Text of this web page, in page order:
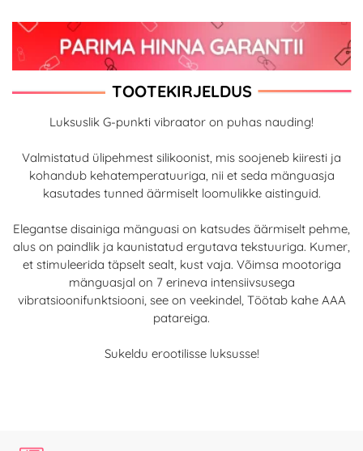
TOOTEKIRJELDUS
Luksuslik G-punkti vibraator on puhas nauding!
Valmistatud ülipehmest silikoonist, mis soojeneb kiiresti ja
kohandub kehatemperatuuriga, nii et seda mänguasja
kasutades tunned äärmiselt loomulikke aistinguid.
Elegantse disainiga mänguasi on katsudes äärmiselt pehme,
alus on paindlik ja kaunistatud ergutava tekstuuriga. Kumer,
et stimuleerida täpselt sealt, kust vaja. Võimsa mootoriga
mänguasjal on 7 erineva intensiivsusega
vibratsioonifunktsiooni, see on veekindel, Töötab kahe AAA
patareiga.
Sukeldu erootilisse luksusse!